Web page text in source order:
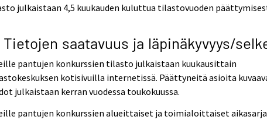
julkaistaan 4,5 kuukauden kuluttua tilastovuoden
Tietojen saatavuus ja läpinäkyvyys/
pantujen konkurssien tilasto julkaistaan kuukausittain
kotisivuilla internetissä. Päättyneitä asioita
julkaistaan kerran vuodessa toukokuussa.
pantujen konkurssien alueittaiset ja toimialoittaiset